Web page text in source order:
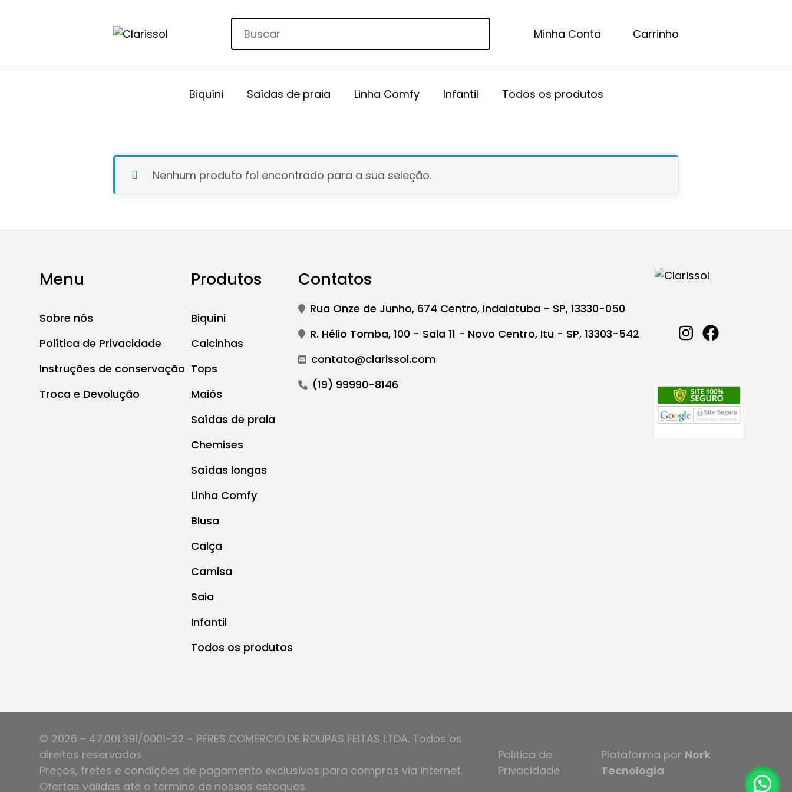
Minha Conta Carrinho
Biquíni Saídas de praia Linha Comfy Infantil Todos os produtos
Nenhum produto foi encontrado para a sua seleção.
Menu
Sobre nós
Política de Privacidade
Instruções de conservação
Troca e Devolução
Produtos
Biquíni
Calcinhas
Tops
Maiôs
Saídas de praia
Chemises
Saídas longas
Linha Comfy
Blusa
Calça
Camisa
Saia
Infantil
Todos os produtos
Contatos
Rua Onze de Junho, 674 Centro, Indaiatuba - SP, 13330-050
R. Hélio Tomba, 100 - Sala 11 - Novo Centro, Itu - SP, 13303-542
contato@clarissol.com
(19) 99990-8146
© 2026 - 47.001.391/0001-22 - PERES COMERCIO DE ROUPAS FEITAS LTDA. Todos os
direitos reservados.
Preços, fretes e condições de pagamento exclusivos para compras via internet.
Ofertas válidas até o termino de nossos estoques.
Politica de
Privacidade
Plataforma por Nork
Tecnologia